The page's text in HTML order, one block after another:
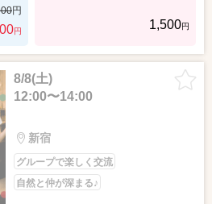
円
円 1,500円
8/8(土)
12:00〜14:00
新宿
グループで楽しく交流
自然と仲が深まる♪